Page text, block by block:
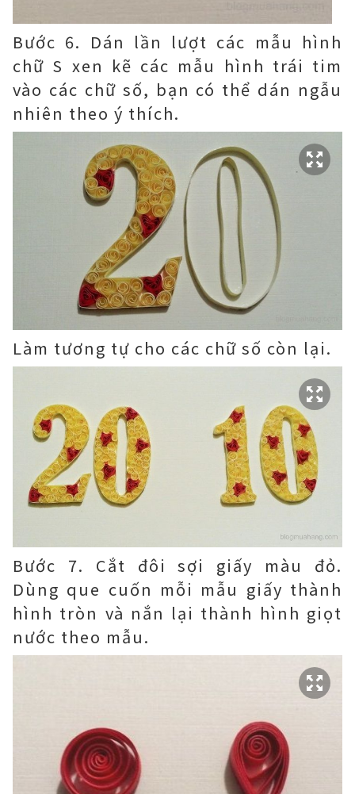
Bước 6. Dán lần lượt các mẫu hình
chữ S xen kẽ các mẫu hình trái tim
vào các chữ số, bạn có thể dán ngẫu
nhiên theo ý thích.
Làm tương tự cho các chữ số còn lại.
Bước 7. Cắt đôi sợi giấy màu đỏ.
Dùng que cuốn mỗi mẫu giấy thành
hình tròn và nắn lại thành hình giọt
nước theo mẫu.